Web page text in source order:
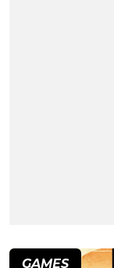
GAMES